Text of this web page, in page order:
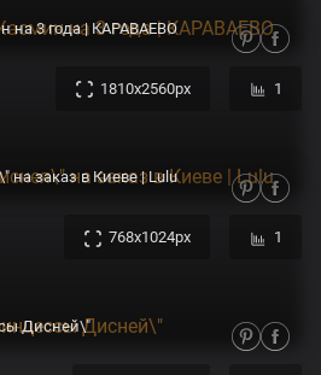
на 3 года | КАРАВАЕВО
1810x2560px 1
заказ в Киеве | Lulu
768x1024px 1
Дисней\"